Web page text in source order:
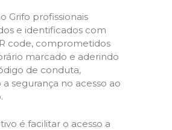
Grifo profissionais
e identificados com
code, comprometidos
marcado e aderindo
de conduta,
segurança no acesso ao
é facilitar o acesso a